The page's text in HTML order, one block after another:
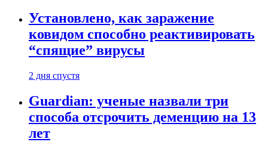
Установлено, как заражение
ковидом способно реактивировать
“спящие” вирусы
2 дня спустя
Guardian: ученые назвали три
способа отсрочить деменцию на 13
лет